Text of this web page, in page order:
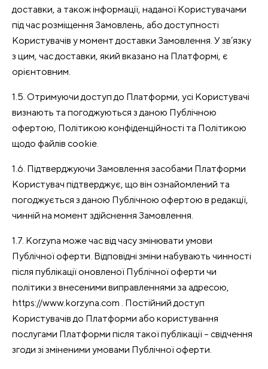
доставки, а також інформації, наданої Користувачами
під час розміщення Замовлень, або доступності
Користувачів у момент доставки Замовлення. У зв’язку
з цим, час доставки, який вказано на Платформі, є
орієнтовним.
1.5. Отримуючи доступ до Платформи, усі Користувачі
визнають та погоджуються з даною Публічною
офертою, Політикою конфіденційності та Політикою
щодо файлів cookie.
1.6. Підтверджуючи Замовлення засобами Платформи
Користувач підтверджує, що він ознайомлений та
погоджується з даною Публічною офертою в редакції,
чинній на момент здійснення Замовлення.
1.7. Korzyna може час від часу змінювати умови
Публічної оферти. Відповідні зміни набувають чинності
після публікації оновленої Публічної оферти чи
політики з внесеними виправленнями за адресою,
https://www.korzyna.com . Постійний доступ
Користувачів до Платформи або користування
послугами Платформи після такої публікації – свідчення
згоди зі зміненими умовами Публічної оферти.